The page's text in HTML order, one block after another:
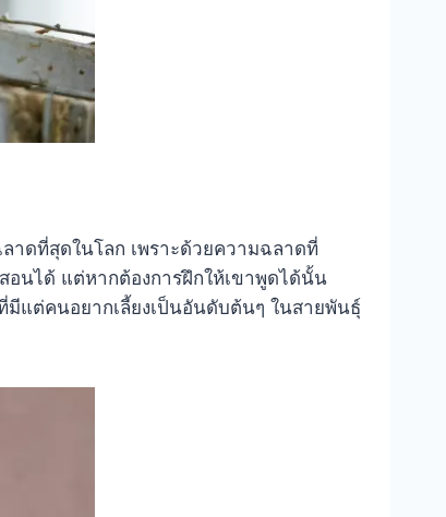
าดที่สุดในโลก เพราะด้วยความฉลาดที่
อนได้ แต่หากต้องการฝึกให้เขาพูดได้นั้น
มีแต่คนอยากเลี้ยงเป็นอันดับต้นๆ ในสายพันธุ์